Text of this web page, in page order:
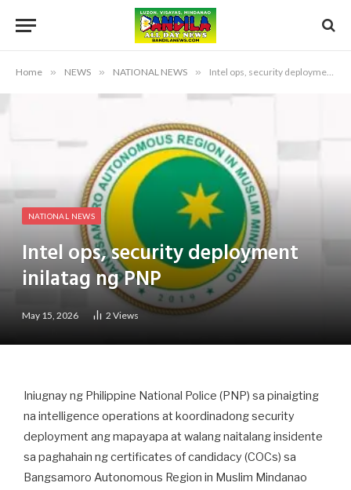
Home » NEWS » NATIONAL NEWS » Intel ops, security deployment inilatag ng PNP
NATIONAL NEWS
Intel ops, security deployment
inilatag ng PNP
May 15, 2026 2 Views
Iniugnay ng Philippine National Police (PNP) sa pinaigting
na intelligence operations at koordinadong security
deployment ang mapayapa at walang naitalang insidente
sa paghahain ng certificates of candidacy (COCs) sa
Bangsamoro Autonomous Region in Muslim Mindanao